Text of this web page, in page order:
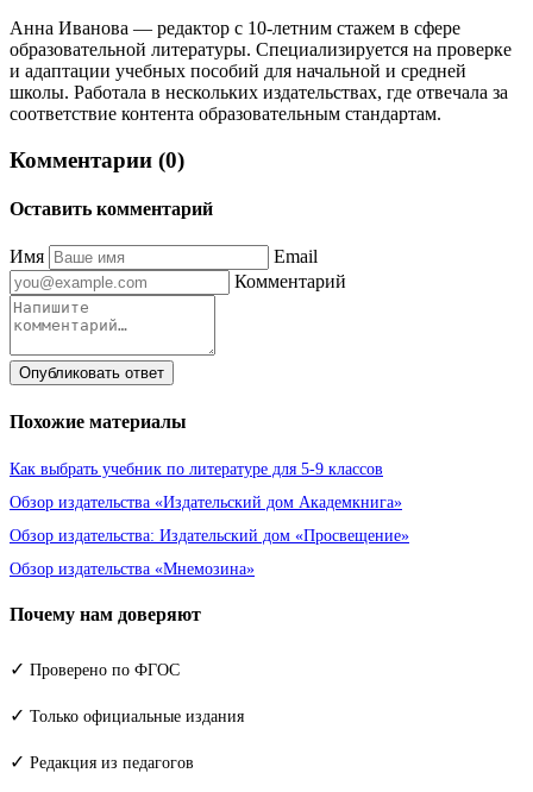
Анна Иванова — редактор с 10-летним стажем в сфере
образовательной литературы. Специализируется на проверке
и адаптации учебных пособий для начальной и средней
школы. Работала в нескольких издательствах, где отвечала за
соответствие контента образовательным стандартам.
Комментарии (0)
Оставить комментарий
Имя
Email
Комментарий
Опубликовать ответ
Похожие материалы
Как выбрать учебник по литературе для 5-9 классов
Обзор издательства «Издательский дом Академкнига»
Обзор издательства: Издательский дом «Просвещение»
Обзор издательства «Мнемозина»
Почему нам доверяют
✓ Проверено по ФГОС
✓ Только официальные издания
✓ Редакция из педагогов